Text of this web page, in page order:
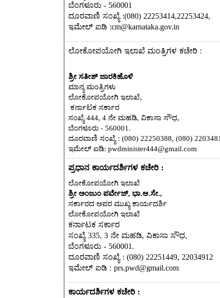
ಬೆಂಗಳೂರು - 560001
ದೂರವಾಣಿ ಸಂಖ್ಯೆ :(080) 22253414,22253424,
ಇಮೇಲ್ ಐಡಿ :cm@karnataka.gov.in
ಲೋಕೋಪಯೋಗಿ ಇಲಾಖೆ ಮಂತ್ರಿಗಳ ಕಚೇರಿ :
ಶ್ರೀ ಸತೀಶ್ ಜಾರಕಿಹೊಳಿ
ಮಾನ್ಯ ಮಂತ್ರಿಗಳು
ಲೋಕೋಪಯೋಗಿ ಇಲಾಖೆ,
ಕರ್ನಾಟಕ ಸರ್ಕಾರ
ಸಂಖ್ಯೆ 444, 4 ನೇ ಮಹಡಿ, ವಿಕಾಸಾ ಸೌಧ,
ಬೆಂಗಳೂರು - 560001.
ದೂರವಾಣಿ ಸಂಖ್ಯೆ : (080) 22250388, (080)
ಇಮೇಲ್ ಐಡಿ: pwdminister444@gmail.com
ಪ್ರಧಾನ ಕಾರ್ಯದರ್ಶಿಗಳ ಕಚೇರಿ :
ಲೋಕೋಪಯೋಗಿ ಇಲಾಖೆ
ಶ್ರೀ ಅಂಜುಂ ಪರ್ವೇಜ್, ಭಾ.ಆ.ಸೇ.,
ಸರ್ಕಾರದ ಅಪರ ಮುಖ್ಯ ಕಾರ್ಯದರ್ಶಿ
ಲೋಕೋಪಯೋಗಿ ಇಲಾಖೆ
ಕರ್ನಾಟಕ ಸರ್ಕಾರ
ಸಂಖ್ಯೆ 335, 3 ನೇ ಮಹಡಿ, ವಿಕಾಸಾ ಸೌಧ,
ಬೆಂಗಳೂರು - 560001.
ದೂರವಾಣಿ ಸಂಖ್ಯೆ : (080) 22251449, 22034912
ಇಮೇಲ್ ಐಡಿ : prs.pwd@gmail.com
ಕಾರ್ಯದರ್ಶಿಗಳ ಕಚೇರಿ :